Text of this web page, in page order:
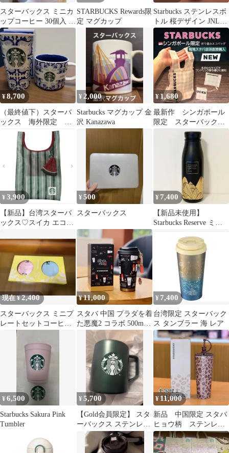
スターバックス ミニカ
ップコーヒー 30個入 台
湾コストコ限定バケツ
STARBUCKS Rewards限
定 マグカップ
Starbucks ステンレスボ
トル 桜デザイン JNL-
350SB ANA限定
¥8,700
（最終値下）スターバ
ックス 海外限定 タ
ンブラー マグカッ
プ セット売り
¥ 2,000
Starbucks マグカップ 金
沢 Kanazawa
¥ 1,680
最新作 シンガポール
限定 スターバック
ス 正規品ワンドリン
クバック エコバック
¥ 3,900
【新品】台湾スターバ
ックス♡スイカ エコバ
¥500
スターバックス
¥ 7,400
【新品未使用】
Starbucks Reserve ミラ
現在 ¥2,400
スターバックス ミニプ
レートセットコーヒー
アニマルズ 25周年限定
¥11,000
スタバ 中国 プラダを着
た悪魔2 コラボ 500ml
タンブラー 黒 ブラック
¥ 7,400
台湾限定 スターバック
ス タンブラー 海 レア
¥6,500
Starbucks Sakura Pink
Tumbler
¥5,700
【Gold会員限定】 スタ
ーバックス ステンレス
マググリーン414ml 箱
付き
¥11,000
新品 中国限定 スタバ
ヒョウ柄 ステンレ
ス タブラー 845ml
海外限定